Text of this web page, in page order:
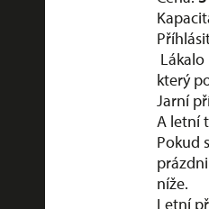
který
Jarní
A letní
Pokud
níže.
Letní